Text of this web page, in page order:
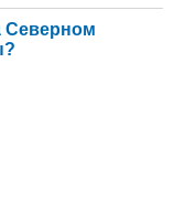
Северном